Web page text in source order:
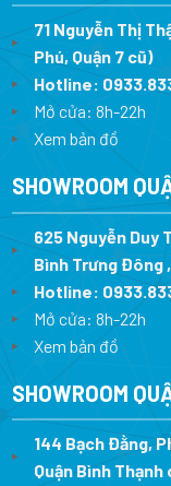
71 Nguyễn Thị
Phú, Quận 7 cũ)
Hotline:
Mở cửa: 8h-22h
Xem bản đồ
SHOWROOM
625 Nguyễn Duy
Bình Trưng Đông
Hotline:
Mở cửa: 8h-22h
Xem bản đồ
SHOWROOM
144 Bạch Đằng,
Quận Bình Thạnh